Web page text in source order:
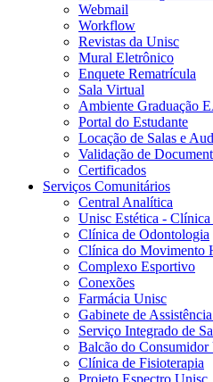
Webmail
Workflow
Revistas da Unisc
Mural Eletrônico
Enquete Rematrícula
Sala Virtual
Ambiente Graduação
Portal do Estudante
Locação de Salas e
Validação de
Certificados
Serviços Comunitários
Central Analítica
Unisc Estética - Clínica
Clínica de Odontologia
Clínica do Movimento
Complexo Esportivo
Conexões
Farmácia Unisc
Gabinete de
Serviço Integrado de
Balcão do
Clínica de Fisioterapia
Projeto Espectro Unisc